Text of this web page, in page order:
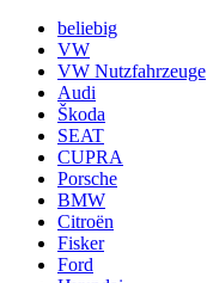
beliebig
VW
VW Nutzfahrzeuge
Audi
Škoda
SEAT
CUPRA
Porsche
BMW
Citroën
Fisker
Ford